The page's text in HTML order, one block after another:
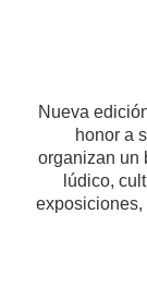
Nueva
honor a
organizan un
lúdico,
exposiciones,